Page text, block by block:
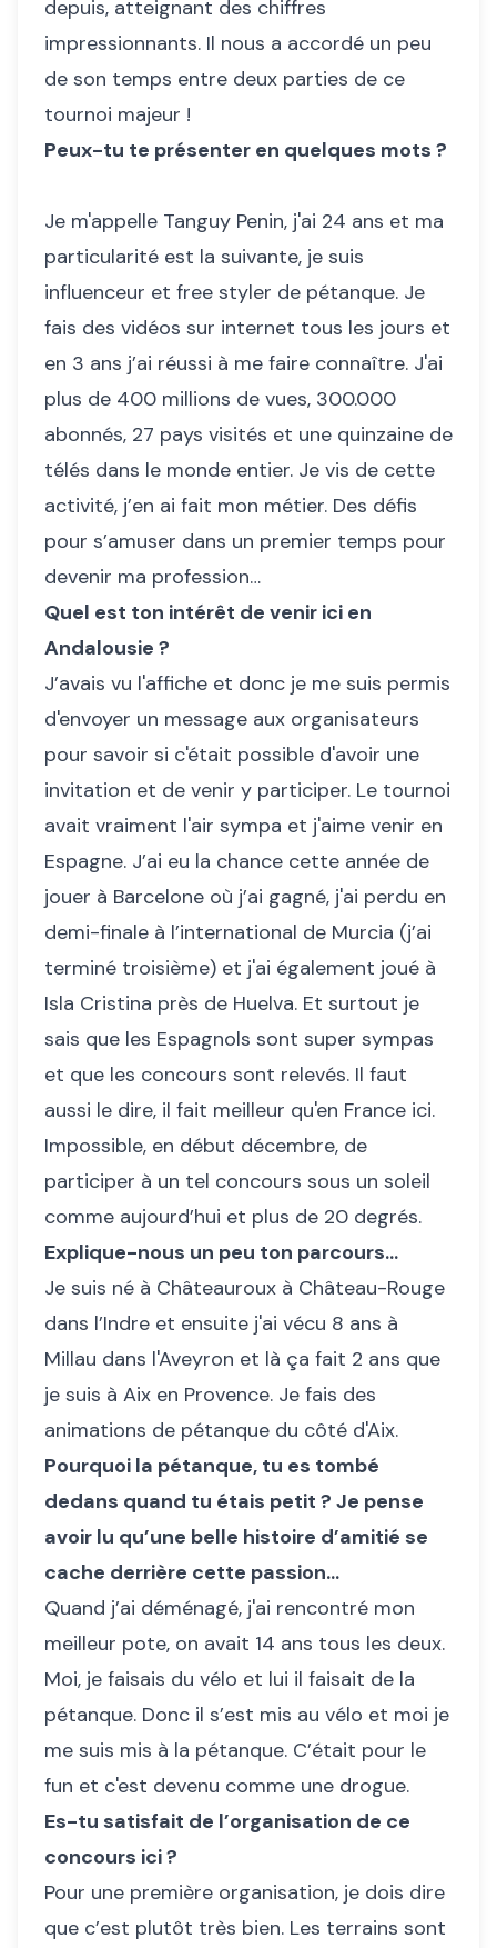
depuis, atteignant des chiffres
impressionnants. Il nous a accordé un peu
de son temps entre deux parties de ce
tournoi majeur !
Peux-tu te présenter en quelques mots ?
Je m'appelle Tanguy Penin, j'ai 24 ans et ma
particularité est la suivante, je suis
influenceur et free styler de pétanque. Je
fais des vidéos sur internet tous les jours et
en 3 ans j’ai réussi à me faire connaître. J'ai
plus de 400 millions de vues, 300.000
abonnés, 27 pays visités et une quinzaine de
télés dans le monde entier. Je vis de cette
activité, j’en ai fait mon métier. Des défis
pour s’amuser dans un premier temps pour
devenir ma profession…
Quel est ton intérêt de venir ici en
Andalousie ?
J’avais vu l'affiche et donc je me suis permis
d'envoyer un message aux organisateurs
pour savoir si c'était possible d'avoir une
invitation et de venir y participer. Le tournoi
avait vraiment l'air sympa et j'aime venir en
Espagne. J’ai eu la chance cette année de
jouer à Barcelone où j’ai gagné, j'ai perdu en
demi-finale à l’international de Murcia (j’ai
terminé troisième) et j'ai également joué à
Isla Cristina près de Huelva. Et surtout je
sais que les Espagnols sont super sympas
et que les concours sont relevés. Il faut
aussi le dire, il fait meilleur qu'en France ici.
Impossible, en début décembre, de
participer à un tel concours sous un soleil
comme aujourd’hui et plus de 20 degrés.
Explique-nous un peu ton parcours…
Je suis né à Châteauroux à Château-Rouge
dans l’Indre et ensuite j'ai vécu 8 ans à
Millau dans l'Aveyron et là ça fait 2 ans que
je suis à Aix en Provence. Je fais des
animations de pétanque du côté d'Aix.
Pourquoi la pétanque, tu es tombé
dedans quand tu étais petit ? Je pense
avoir lu qu’une belle histoire d’amitié se
cache derrière cette passion…
Quand j’ai déménagé, j'ai rencontré mon
meilleur pote, on avait 14 ans tous les deux.
Moi, je faisais du vélo et lui il faisait de la
pétanque. Donc il s’est mis au vélo et moi je
me suis mis à la pétanque. C’était pour le
fun et c'est devenu comme une drogue.
Es-tu satisfait de l’organisation de ce
concours ici ?
Pour une première organisation, je dois dire
que c’est plutôt très bien. Les terrains sont